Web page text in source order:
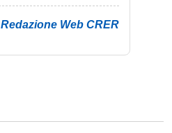
Redazione Web CRER